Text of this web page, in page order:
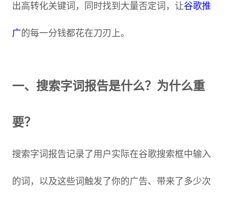
出高转化关键词，同时找到大量否定词，让谷歌推
广的每一分钱都花在刀刃上。
一、搜索字词报告是什么？为什么重
要？
搜索字词报告记录了用户实际在谷歌搜索框中输入
的词，以及这些词触发了你的广告、带来了多少次